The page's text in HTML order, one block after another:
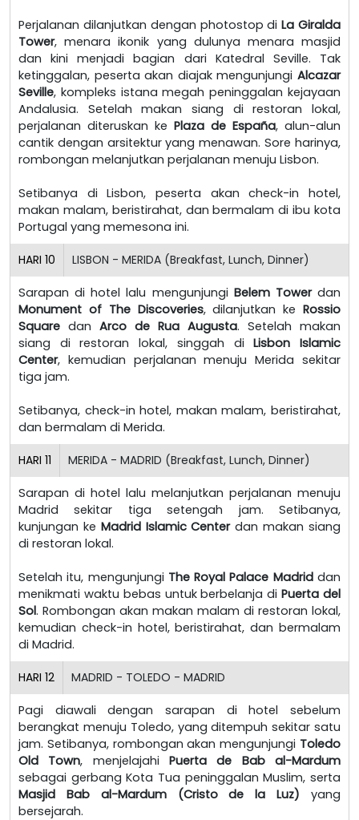
Perjalanan dilanjutkan dengan photostop diLa Giralda
Tower, menara ikonik yang dulunya menara masjid
dan kini menjadi bagian dari Katedral Seville. Tak
ketinggalan, peserta akan diajak mengunjungi Alcazar
Seville, kompleks istana megah peninggalan kejayaan
Andalusia. Setelah makan siang di restoran lokal,
perjalanan diteruskan ke Plaza de España, alun-alun
cantik dengan arsitektur yang menawan. Sore harinya,
rombongan melanjutkan perjalanan menuju Lisbon.
Setibanya di Lisbon, peserta akan check-in hotel,
makan malam, beristirahat, dan bermalam di ibu kota
Portugal yang memesona ini.
HARI 10 LISBON - MERIDA (Breakfast, Lunch, Dinner)
Sarapan di hotel lalu mengunjungi Belem Towerdan
Monument of The Discoveries, dilanjutkan ke Rossio
Square dan Arco de Rua Augusta. Setelah makan
siang di restoran lokal, singgah diLisbon Islamic
Center, kemudian perjalanan menuju Merida sekitar
tiga jam.
Setibanya, check-in hotel, makan malam, beristirahat,
dan bermalam di Merida.
HARI 11 MERIDA - MADRID (Breakfast, Lunch, Dinner)
Sarapan di hotel lalu melanjutkan perjalanan menuju
Madrid sekitar tiga setengah jam. Setibanya,
kunjungan ke Madrid Islamic Centerdan makan siang
di restoran lokal.
Setelah itu, mengunjungi The Royal Palace Madriddan
menikmati waktu bebas untuk berbelanja diPuerta del
Sol. Rombongan akan makan malam di restoran lokal,
kemudian check-in hotel, beristirahat, dan bermalam
di Madrid.
HARI 12 MADRID - TOLEDO - MADRID
Pagi diawali dengan sarapan di hotel sebelum
berangkat menuju Toledo, yang ditempuh sekitar satu
jam. Setibanya, rombongan akan mengunjungi Toledo
Old Town, menjelajahiPuerta de Bab al-Mardum
sebagai gerbang Kota Tua peninggalan Muslim, serta
Masjid Bab al-Mardum (Cristo de la Luz) yang
bersejarah.